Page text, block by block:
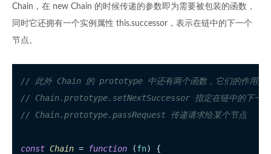
Chain，在 new Chain 的时候传递的参数即为需要被包装的函数，
同时它还拥有一个实例属性 this.successor，表示在链中的下一个
节点。
// 此外 Chain 的 prototype 中还有两个函数，它们的作用如
// Chain.prototype.setNextSuccessor 指定在链中的下一个
// Chain.prototype.passRequest 传递请求给某个节点
const Chain = function (fn) {